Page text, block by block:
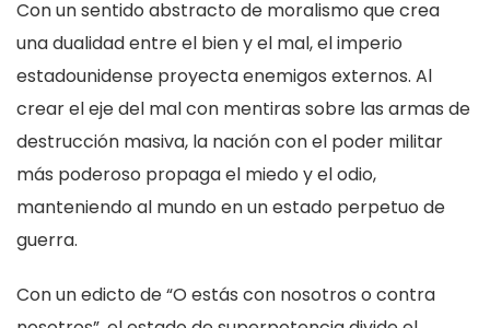
Con un sentido abstracto de moralismo que crea
una dualidad entre el bien y el mal, el imperio
estadounidense proyecta enemigos externos. Al
crear el eje del mal con mentiras sobre las armas de
destrucción masiva, la nación con el poder militar
más poderoso propaga el miedo y el odio,
manteniendo al mundo en un estado perpetuo de
guerra.
Con un edicto de “O estás con nosotros o contra